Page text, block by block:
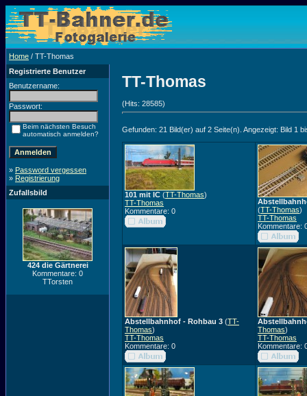
Home / TT-Thomas
Registrierte Benutzer
Benutzername:
Passwort:
Beim nächsten Besuch
automatisch anmelden?
» Password vergessen
» Registrierung
Zufallsbild
424 die Gärtnerei
Kommentare: 0
TTorsten
TT-Thomas
(Hits: 28585)
Gefunden: 21 Bild(er) auf 2 Seite(n). Angezeigt: Bild 1
101 mit IC (TT-Thomas)
TT-Thomas
Kommentare: 0
(TT-Thomas)
TT-Thomas
Kommentare:
Abstellbahnhof - Rohbau 3 (TT-
Thomas)
TT-Thomas
Kommentare: 0
Thomas)
TT-Thomas
Kommentare: